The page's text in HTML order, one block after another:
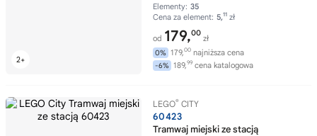
Elementy: 35
Cena za element: 5,11 zł
od 179,00
zł
0% 179,00 najniższa cena
-6% 189,99 cena katalogowa
LEGO® CITY
60423
Tramwaj miejski ze stacją